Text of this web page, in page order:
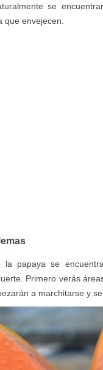
se
que envejecen.
papaya se
Primero verás
a marchitarse y